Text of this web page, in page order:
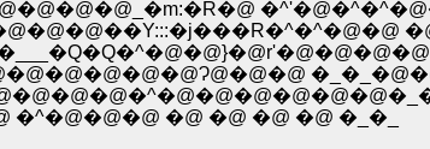
�^�@�@�@ �@ �@ �@ �@ �_�_